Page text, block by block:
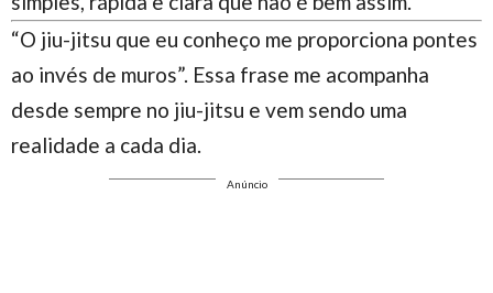
“O jiu-jitsu que eu conheço me proporciona pontes
ao invés de muros”. Essa frase me acompanha
desde sempre no jiu-jitsu e vem sendo uma
realidade a cada dia.
Anúncio